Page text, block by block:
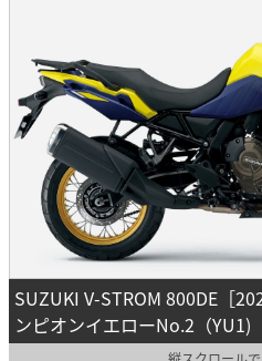
SUZUKI V-STROM 800DE［
ンピオンイエローNo.2（YU1)